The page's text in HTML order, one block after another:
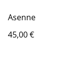
Asenne
45,00 €